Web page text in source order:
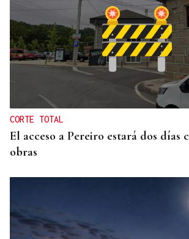
INVESTIGACIÓN
Una nueva tecnología utiliza la IA
cultivos
CORTE TOTAL
El acceso a Pereiro estará dos días
obras